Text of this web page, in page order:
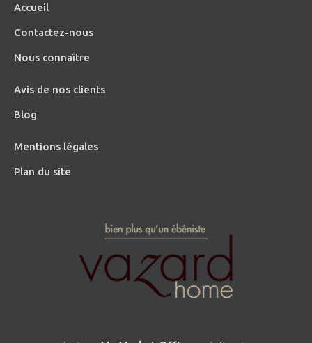
Accueil
Contactez-nous
Nous connaître
Avis de nos clients
Blog
Mentions légales
Plan du site